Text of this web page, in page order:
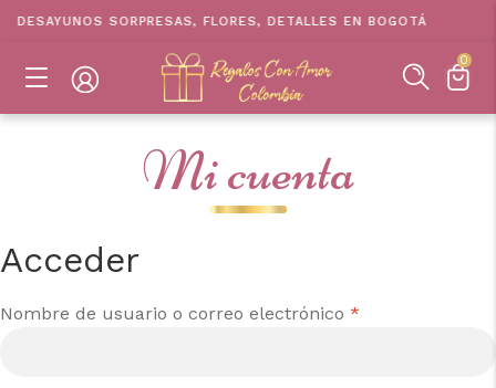
DESAYUNOS SORPRESAS, FLORES, DETALLES EN BOGOTÁ
0
Mi cuenta
Acceder
Nombre de usuario o correo electrónico *